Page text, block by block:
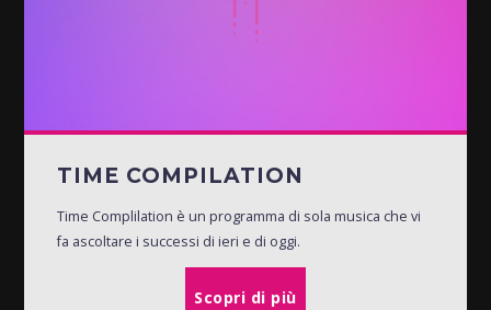
TIME COMPILATION
Time Complilation è un programma di sola musica che vi
fa ascoltare i successi di ieri e di oggi.
Scopri di più